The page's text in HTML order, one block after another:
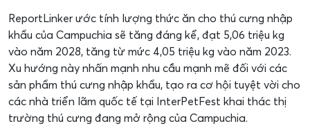
ReportLinker ước tính lượng thức ăn cho thú cưng nhập
khẩu của Campuchia sẽ tăng đáng kể, đạt 5,06 triệu kg
vào năm 2028, tăng từ mức 4,05 triệu kg vào năm 2023.
Xu hướng này nhấn mạnh nhu cầu mạnh mẽ đối với các
sản phẩm thú cưng nhập khẩu, tạo ra cơ hội tuyệt vời cho
các nhà triển lãm quốc tế tại InterPetFest khai thác thị
trường thú cưng đang mở rộng của Campuchia.